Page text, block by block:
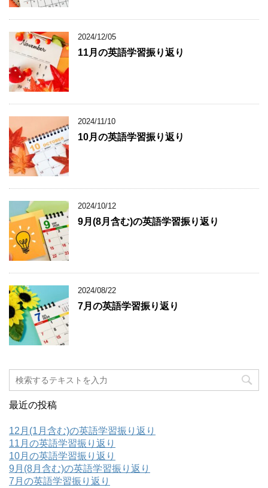
2024/12/05
11月の英語学習振り返り
2024/11/10
10月の英語学習振り返り
2024/10/12
9月(8月含む)の英語学習振り返り
2024/08/22
7月の英語学習振り返り
最近の投稿
12月(1月含む)の英語学習振り返り
11月の英語学習振り返り
10月の英語学習振り返り
9月(8月含む)の英語学習振り返り
7月の英語学習振り返り